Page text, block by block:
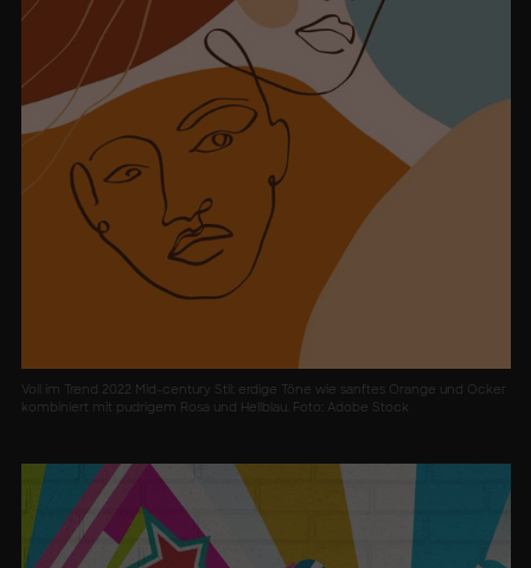
Voll im Trend 2022 Mid-century Stil: erdige Töne wie sanftes Orange und Ocker
kombiniert mit pudrigem Rosa und Hellblau. Foto: Adobe Stock